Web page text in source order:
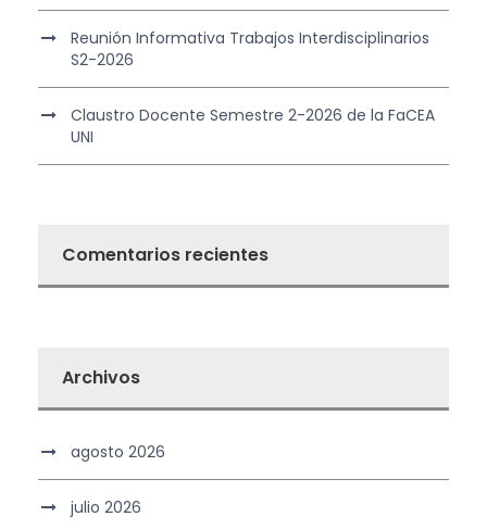
Reunión Informativa Trabajos Interdisciplinarios
S2-2026
Claustro Docente Semestre 2-2026 de la FaCEA
UNI
Comentarios recientes
Archivos
agosto 2026
julio 2026